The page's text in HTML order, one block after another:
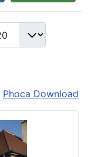
Phoca Download